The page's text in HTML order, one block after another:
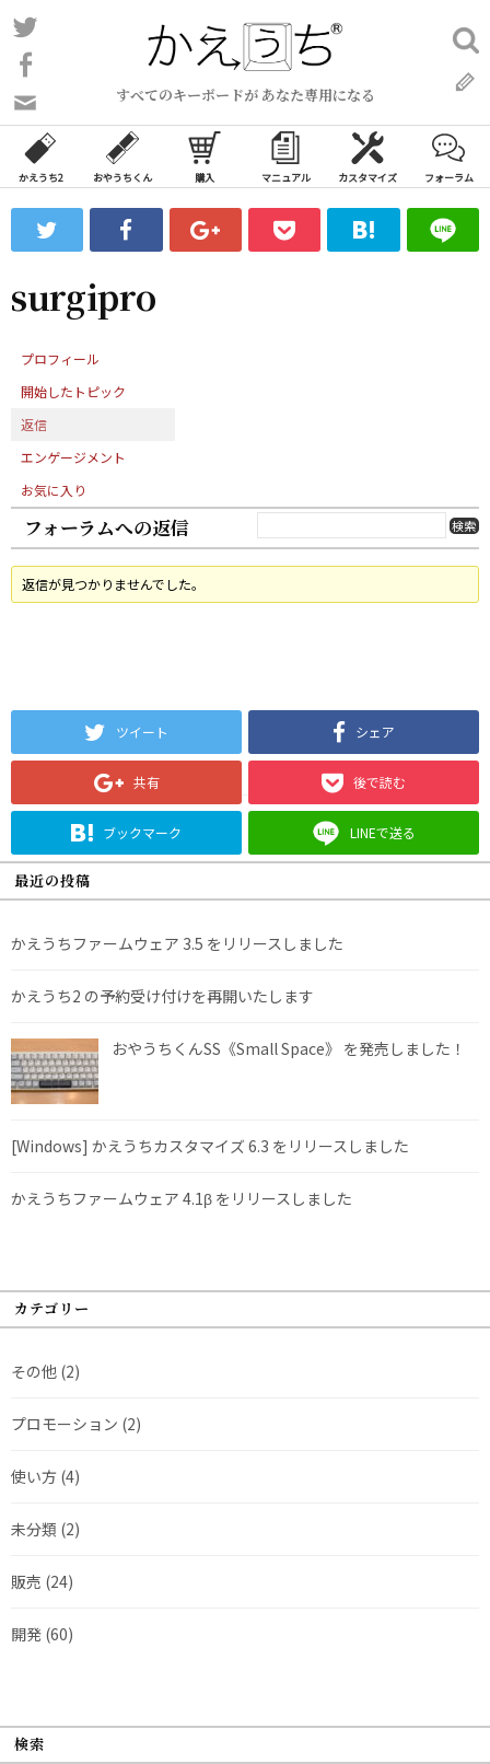
コ
ン
ン
ツ
ス
ッ
すべてのキーボードが あなた専用になる
い
合
わ
フ
ォ
ム
検
索:
かえうち2 おやうちくん 購入 マニュアル カスタマイズ フォーラム
surgipro
プロフィール
開始したトピック
返信
エンゲージメント
お気に入り
フォーラムへの返信
返信が見つかりませんでした。
ツイート シェア
共有 後で読む
ブックマーク LINEで送る
最近の投稿
かえうちファームウェア 3.5 をリリースしました
かえうち2 の予約受け付けを再開いたします
おやうちくんSS《Small Space》 を発売しました！
[Windows] かえうちカスタマイズ 6.3 をリリースしました
かえうちファームウェア 4.1β をリリースしました
カテゴリー
その他 (2)
プロモーション (2)
使い方 (4)
未分類 (2)
販売 (24)
開発 (60)
検索